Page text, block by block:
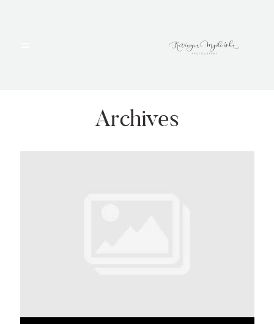
Archives
PORTFOLIO
UMÓW SIĘ ZE MNĄ →